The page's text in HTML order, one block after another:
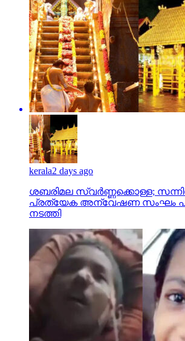
kerala2 days ago
ശബരിമല സ്വര്‍ണ്ണക്കൊള്ള;
പ്രത്യേക അന്വേഷണ സംഘം
നടത്തി